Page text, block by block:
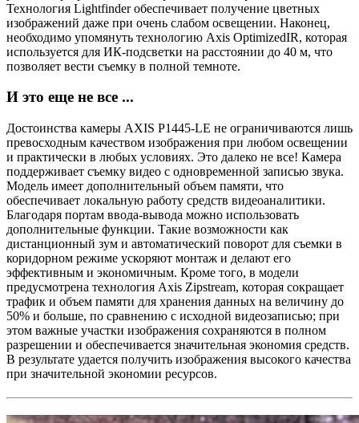
Технология Lightfinder обеспечивает получение цветных
изображений даже при очень слабом освещении. Наконец,
необходимо упомянуть технологию Axis OptimizedIR, которая
используется для ИК-подсветки на расстоянии до 40 м, что
позволяет вести съемку в полной темноте.
И это еще не все ...
Достоинства камеры AXIS P1445-LE не ограничиваются лишь
превосходным качеством изображения при любом освещении
и практически в любых условиях. Это далеко не все! Камера
поддерживает съемку видео с одновременной записью звука.
Модель имеет дополнительный объем памяти, что
обеспечивает локальную работу средств видеоаналитики.
Благодаря портам ввода-вывода можно использовать
дополнительные функции. Такие возможности как
дистанционный зум и автоматический поворот для съемки в
коридорном режиме ускоряют монтаж и делают его
эффективным и экономичным. Кроме того, в модели
предусмотрена технология Axis Zipstream, которая сокращает
трафик и объем памяти для хранения данных на величину до
50% и больше, по сравнению с исходной видеозаписью; при
этом важные участки изображения сохраняются в полном
разрешении и обеспечивается значительная экономия средств.
В результате удается получить изображения высокого качества
при значительной экономии ресурсов.